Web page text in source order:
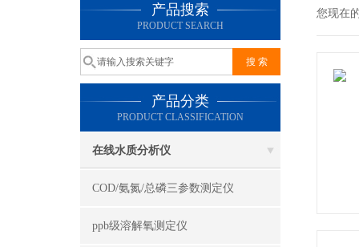
产品搜索
PRODUCT SEARCH
产品分类
PRODUCT CLASSIFICATION
在线水质分析仪
COD/氨氮/总磷三参数测定仪
ppb级溶解氧测定仪
您现在